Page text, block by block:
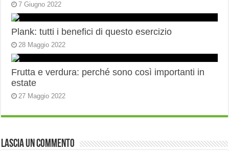
7 Giugno 2022
Plank: tutti i benefici di questo esercizio
28 Maggio 2022
Frutta e verdura: perché sono così importanti in
estate
27 Maggio 2022
Lascia un commento